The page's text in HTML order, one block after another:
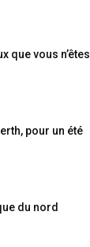
que vous n’êtes
pour un été
du nord